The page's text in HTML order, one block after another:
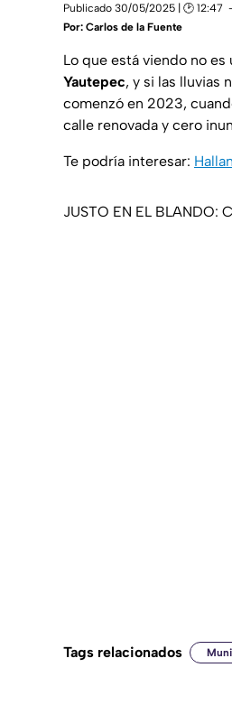
Publicado 30/05/2025 | 🕑 12:47
Por: Carlos de la Fuente
Lo que está viendo no es
Yautepec, y si las lluvias
comenzó en 2023,
calle renovada y cero
Te podría interesar:
JUSTO EN EL BLANDO:
Tags relacionados